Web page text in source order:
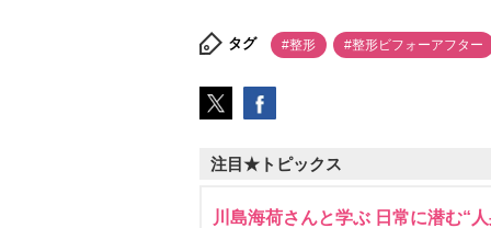
タグ #整形 #整形ビフォーアフター
注目★トピックス
川島海荷さんと学ぶ 日常に潜む“